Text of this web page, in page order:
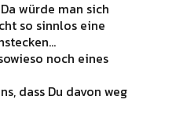
würde man sich
so sinnlos eine
noch eines
dass Du davon weg